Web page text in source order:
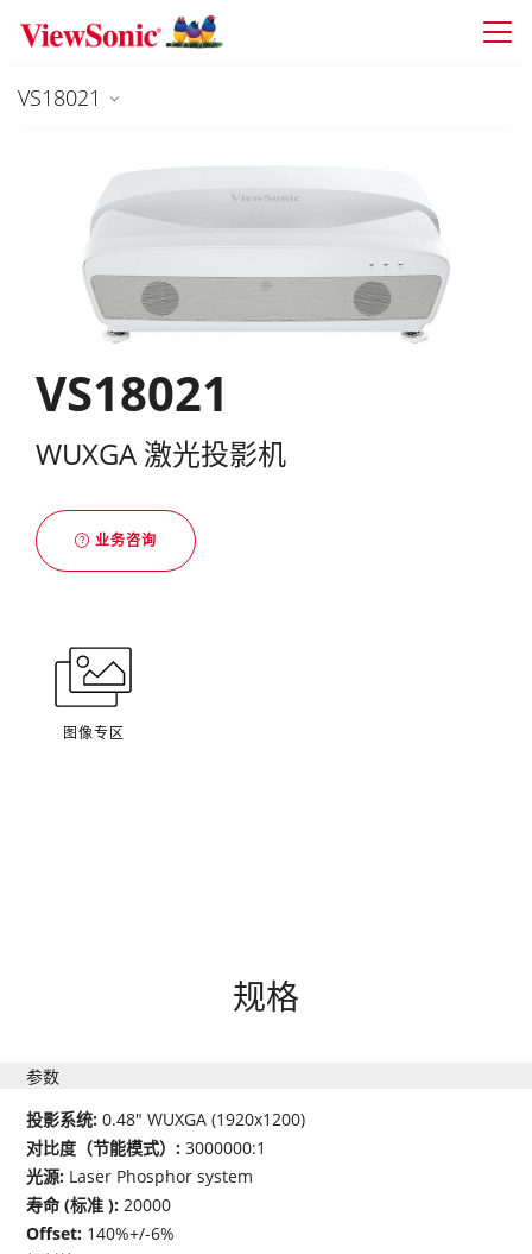
Skip to main content
VS18021
VS18021
WUXGA 激光投影机
业务咨询
图像专区
规格
参数
投影系统:0.48" WUXGA (1920x1200)
对比度（节能模式）:3000000:1
光源: Laser Phosphor system
寿命 (标准 ):20000
Offset: 140%+/-6%